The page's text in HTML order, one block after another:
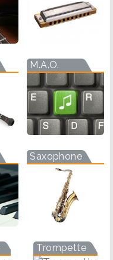
M.A.O.
Saxophone
Trompette